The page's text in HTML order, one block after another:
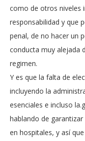
como de otros niveles
responsabilidad y que
penal, de no hacer un
conducta muy alejada
regimen.
Y es que la falta de
incluyendo la
esenciales e incluso
hablando de
en hospitales, y así